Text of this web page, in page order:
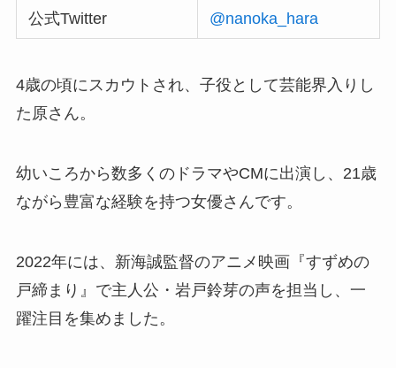
公式Twitter @nanoka_hara
4歳の頃にスカウトされ、子役として芸能界入りし
た原さん。
幼いころから数多くのドラマやCMに出演し、21歳
ながら豊富な経験を持つ女優さんです。
2022年には、新海誠監督のアニメ映画『すずめの
戸締まり』で主人公・岩戸鈴芽の声を担当し、一
躍注目を集めました。